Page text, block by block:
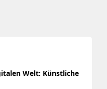
Welt: Künstliche